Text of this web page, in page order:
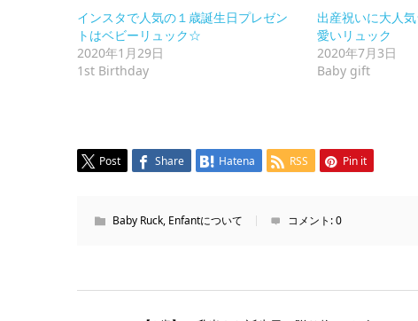
ク
リ
ッ
ク
し
て
く
い
ウ
ィ
で
開
インスタで人気の１歳誕生日プレゼン
トはベビーリュック☆
2020年1月29日
1st Birthday
出産祝いに大人
愛いリュック
2020年7月3日
Baby gift
Post Share Hatena RSS Pin it
Baby Ruck, Enfantについて コメント:0